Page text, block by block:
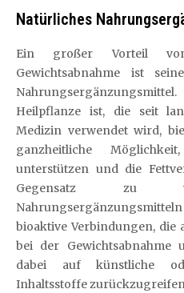
Natürliches
Ein großer Vorteil
Gewichtsabnahme ist
Heilpflanze ist, die seit
Medizin verwendet wird,
ganzheitliche
unterstützen und die
Gegensatz zu
bioaktive Verbindungen, die
bei der Gewichtsabnahme
dabei auf künstliche
Inhaltsstoffe